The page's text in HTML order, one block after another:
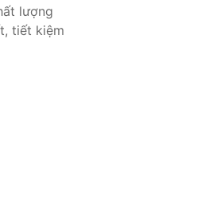
lượng
tiết kiệm